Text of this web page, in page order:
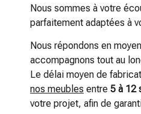
Nous sommes à votre
parfaitement adaptées à
Nous répondons en
accompagnons tout au
Le délai moyen de
nos meubles entre 5 à 12
votre projet, afin de